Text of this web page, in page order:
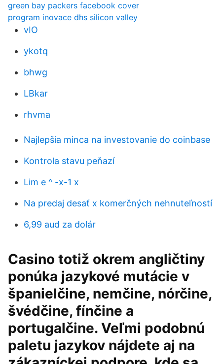
green bay packers facebook cover
program inovace dhs silicon valley
vIO
ykotq
bhwg
LBkar
rhvma
Najlepšia minca na investovanie do coinbase
Kontrola stavu peňazí
Lim e ^ -x-1 x
Na predaj desať x komerčných nehnuteľností
6,99 aud za dolár
Casino totiž okrem angličtiny
ponúka jazykové mutácie v
španielčine, nemčine, nórčine,
švédčine, fínčine a
portugalčine. Veľmi podobnú
paletu jazykov nájdete aj na